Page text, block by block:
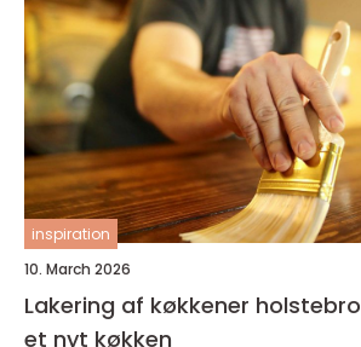
inspiration
10. March 2026
Lakering af køkkener holstebro en genvej til
et nyt køkken